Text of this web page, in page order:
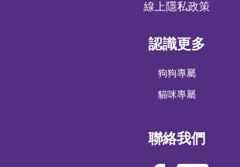
線上隱私政策
認識更多
狗狗專屬
貓咪專屬
聯絡我們